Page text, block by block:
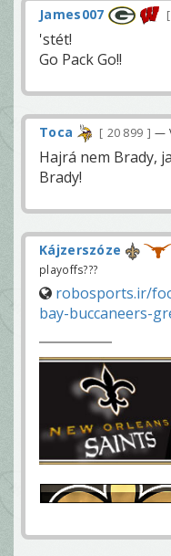
James007
'stét!
Go Pack Go!!
Toca 20 899 —
Hajrá nem Brady,
Brady!
Kájzerszóze
playoffs???
robosports.ir/
bay-buccaneers-